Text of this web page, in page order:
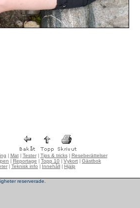
Mat| Tester| Tips & tricks| Reseberättelser
Reportage Topp 10 Vykort
Gästbok
Teknisk info Innehåll Hjälp
reserverade.